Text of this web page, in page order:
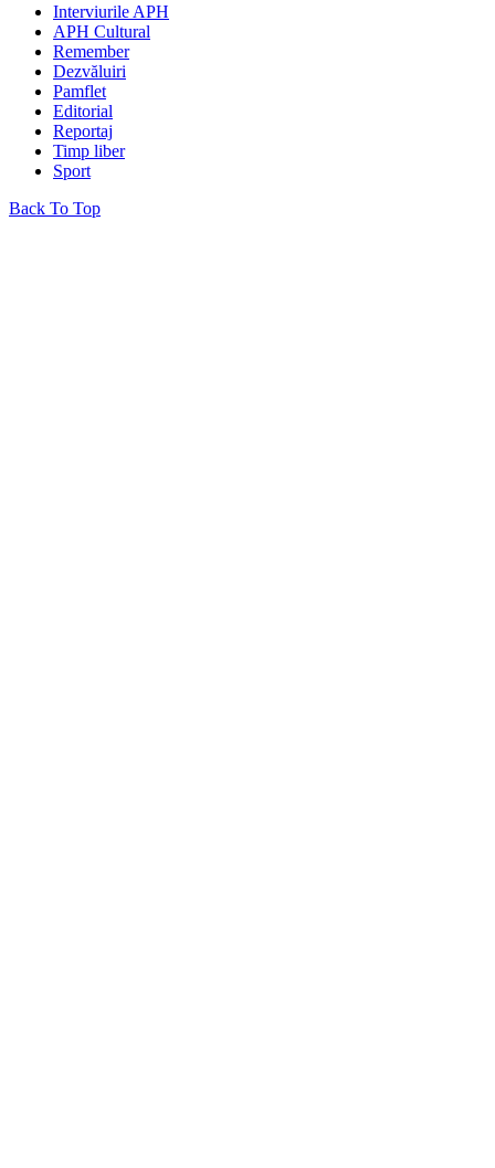
Interviurile APH
APH Cultural
Remember
Dezvăluiri
Pamflet
Editorial
Reportaj
Timp liber
Sport
Back To Top